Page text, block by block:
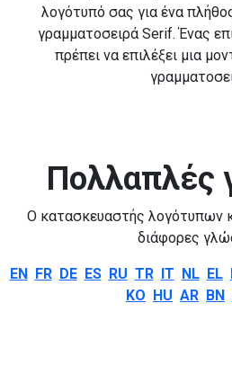
λογότυπό σας για ένα
γραμματοσειρά Serif. Ένας
πρέπει να επιλέξει μια
Πολλαπλές
Ο κατασκευαστής λογότυπων
διάφορες
EN FR DE ES RU TR IT NL EL
KO HU AR BN